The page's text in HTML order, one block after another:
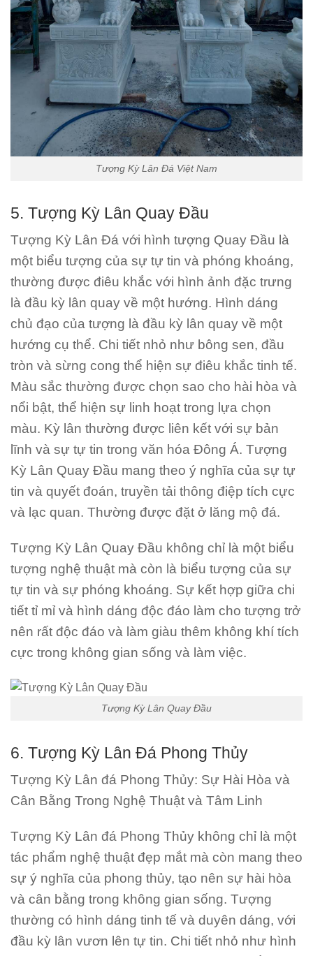
Tượng Kỳ Lân Đá Việt Nam
5. Tượng Kỳ Lân Quay Đầu
Tượng Kỳ Lân Đá với hình tượng Quay Đầu là
một biểu tượng của sự tự tin và phóng khoáng,
thường được điêu khắc với hình ảnh đặc trưng
là đầu kỳ lân quay về một hướng. Hình dáng
chủ đạo của tượng là đầu kỳ lân quay về một
hướng cụ thể. Chi tiết nhỏ như bông sen, đầu
tròn và sừng cong thể hiện sự điêu khắc tinh tế.
Màu sắc thường được chọn sao cho hài hòa và
nổi bật, thể hiện sự linh hoạt trong lựa chọn
màu. Kỳ lân thường được liên kết với sự bản
lĩnh và sự tự tin trong văn hóa Đông Á. Tượng
Kỳ Lân Quay Đầu mang theo ý nghĩa của sự tự
tin và quyết đoán, truyền tải thông điệp tích cực
và lạc quan. Thường được đặt ở lăng mộ đá.
Tượng Kỳ Lân Quay Đầu không chỉ là một biểu
tượng nghệ thuật mà còn là biểu tượng của sự
tự tin và sự phóng khoáng. Sự kết hợp giữa chi
tiết tỉ mỉ và hình dáng độc đáo làm cho tượng trở
nên rất độc đáo và làm giàu thêm không khí tích
cực trong không gian sống và làm việc.
Tượng Kỳ Lân Quay Đầu
6. Tượng Kỳ Lân Đá Phong Thủy
Tượng Kỳ Lân đá Phong Thủy: Sự Hài Hòa và
Cân Bằng Trong Nghệ Thuật và Tâm Linh
Tượng Kỳ Lân đá Phong Thủy không chỉ là một
tác phẩm nghệ thuật đẹp mắt mà còn mang theo
sự ý nghĩa của phong thủy, tạo nên sự hài hòa
và cân bằng trong không gian sống. Tượng
thường có hình dáng tinh tế và duyên dáng, với
đầu kỳ lân vươn lên tự tin. Chi tiết nhỏ như hình